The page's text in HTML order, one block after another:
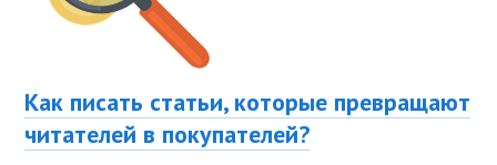
Как писать статьи, которые превращают
читателей в покупателей?